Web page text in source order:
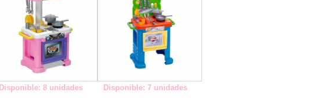
Disponible: 8 unidades Disponible: 7 unidades